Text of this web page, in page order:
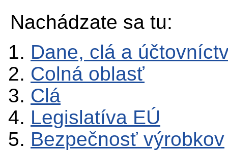
Nachádzate sa tu:
Dane, clá a
Colná oblasť
Clá
Legislatíva EÚ
Bezpečnosť výrobkov